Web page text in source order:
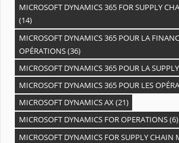
MICROSOFT DYNAMICS 365 FOR SUPPLY
(14)
MICROSOFT DYNAMICS 365 POUR LA
OPÉRATIONS(36)
MICROSOFT DYNAMICS 365 POUR LA
MICROSOFT DYNAMICS 365 POUR LES
MICROSOFT DYNAMICS AX(21)
MICROSOFT DYNAMICS FOR OPERATIONS(6)
MICROSOFT DYNAMICS FOR SUPPLY CHAIN